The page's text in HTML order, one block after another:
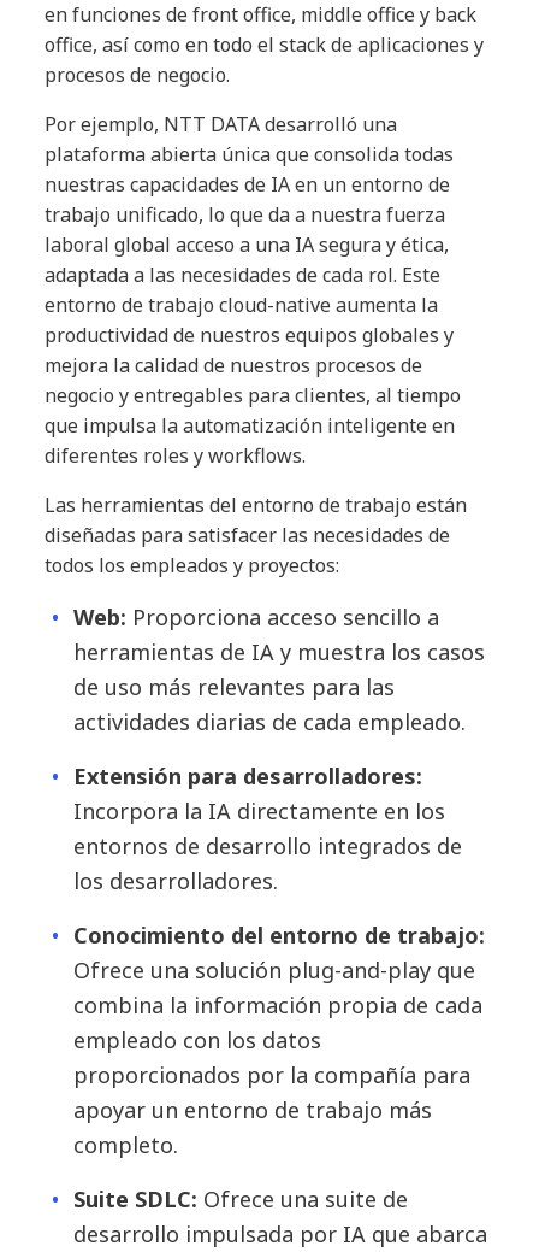
en funciones de front office, middle office y back
office, así como en todo el stack de aplicaciones y
procesos de negocio.
Por ejemplo, NTT DATA desarrolló una
plataforma abierta única que consolida todas
nuestras capacidades de IA en un entorno de
trabajo unificado, lo que da a nuestra fuerza
laboral global acceso a una IA segura y ética,
adaptada a las necesidades de cada rol. Este
entorno de trabajo cloud-native aumenta la
productividad de nuestros equipos globales y
mejora la calidad de nuestros procesos de
negocio y entregables para clientes, al tiempo
que impulsa la automatización inteligente en
diferentes roles y workflows.
Las herramientas del entorno de trabajo están
diseñadas para satisfacer las necesidades de
todos los empleados y proyectos:
Web: Proporciona acceso sencillo a
herramientas de IA y muestra los casos
de uso más relevantes para las
actividades diarias de cada empleado.
Extensión para desarrolladores:
Incorpora la IA directamente en los
entornos de desarrollo integrados de
los desarrolladores.
Conocimiento del entorno de trabajo:
Ofrece una solución plug-and-play que
combina la información propia de cada
empleado con los datos
proporcionados por la compañía para
apoyar un entorno de trabajo más
completo.
Suite SDLC: Ofrece una suite de
desarrollo impulsada por IA que abarca